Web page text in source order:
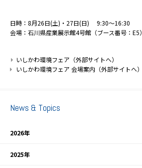
日時：8月26日(土)・27日(日) 9:30～16:30
会場：石川県産業展示館4号館（ブース番号：E5）
いしかわ環境フェア（外部サイトへ）
いしかわ環境フェア 会場案内（外部サイトへ）
News & Topics
2026年
2025年